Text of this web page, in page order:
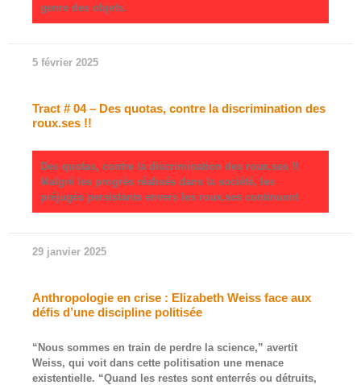
genre des objets.
5 février 2025
Tract # 04 – Des quotas, contre la discrimination des
roux.ses !!
Des quotas, contre la discrimination des roux.ses !!
Malgré les progrès réalisés dans la société, les
préjugés persistants envers les roux.ses continuent
29 janvier 2025
Anthropologie en crise : Elizabeth Weiss face aux
défis d’une discipline politisée
“Nous sommes en train de perdre la science,” avertit
Weiss, qui voit dans cette politisation une menace
existentielle. “Quand les restes sont enterrés ou détruits,